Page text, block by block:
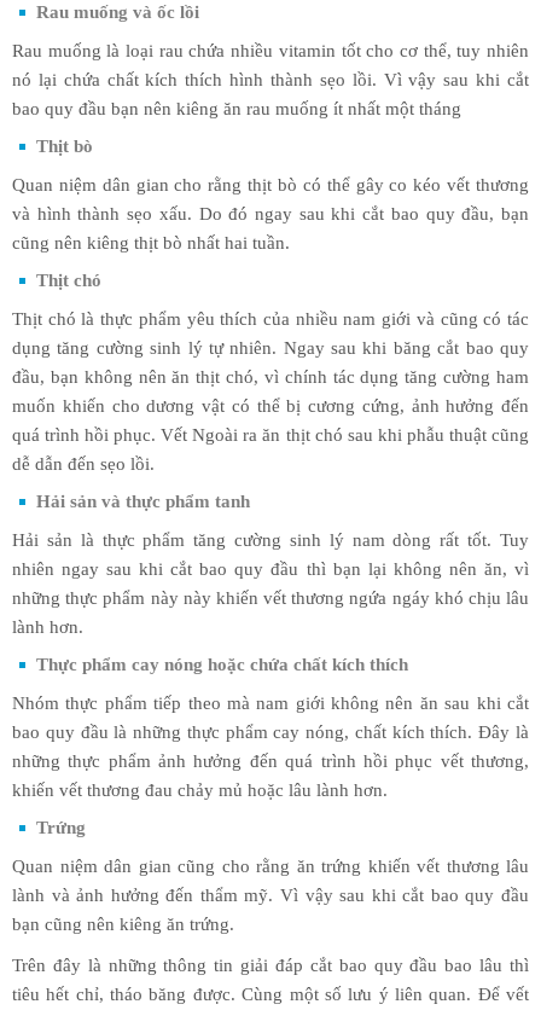
Rau muống và ốc lồi
Rau muống là loại rau chứa nhiều vitamin tốt cho cơ thể, tuy nhiên
nó lại chứa chất kích thích hình thành sẹo lồi. Vì vậy sau khi cắt
bao quy đầu bạn nên kiêng ăn rau muống ít nhất một tháng
Thịt bò
Quan niệm dân gian cho rằng thịt bò có thể gây co kéo vết thương
và hình thành sẹo xấu. Do đó ngay sau khi cắt bao quy đầu, bạn
cũng nên kiêng thịt bò nhất hai tuần.
Thịt chó
Thịt chó là thực phẩm yêu thích của nhiều nam giới và cũng có tác
dụng tăng cường sinh lý tự nhiên. Ngay sau khi băng cắt bao quy
đầu, bạn không nên ăn thịt chó, vì chính tác dụng tăng cường ham
muốn khiến cho dương vật có thể bị cương cứng, ảnh hưởng đến
quá trình hồi phục. Vết Ngoài ra ăn thịt chó sau khi phẫu thuật cũng
dễ dẫn đến sẹo lồi.
Hải sản và thực phẩm tanh
Hải sản là thực phẩm tăng cường sinh lý nam dòng rất tốt. Tuy
nhiên ngay sau khi cắt bao quy đầu thì bạn lại không nên ăn, vì
những thực phẩm này này khiến vết thương ngứa ngáy khó chịu lâu
lành hơn.
Thực phẩm cay nóng hoặc chứa chất kích thích
Nhóm thực phẩm tiếp theo mà nam giới không nên ăn sau khi cắt
bao quy đầu là những thực phẩm cay nóng, chất kích thích. Đây là
những thực phẩm ảnh hưởng đến quá trình hồi phục vết thương,
khiến vết thương đau chảy mủ hoặc lâu lành hơn.
Trứng
Quan niệm dân gian cũng cho rằng ăn trứng khiến vết thương lâu
lành và ảnh hưởng đến thẩm mỹ. Vì vậy sau khi cắt bao quy đầu
bạn cũng nên kiêng ăn trứng.
Trên đây là những thông tin giải đáp cắt bao quy đầu bao lâu thì
tiêu hết chỉ, tháo băng được. Cùng một số lưu ý liên quan. Để vết